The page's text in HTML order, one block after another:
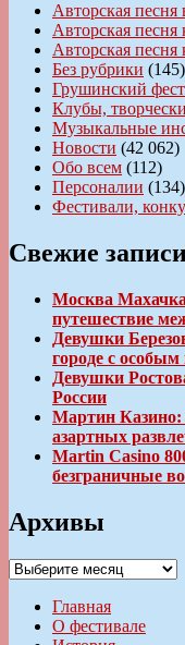
Авторская песня
Авторская песня
Авторская песня
Без рубрики (145)
Грушинский
Клубы,
Музыкальные
Новости (42 062)
Обо всем (112)
Персоналии (134)
Фестивали,
Свежие
Москва
путешествие
Девушки
городе с
Девушки
России
Мартин Казино:
азартных
Martin Casino
безграничные
Архивы
Архивы
Главная
О фестивале